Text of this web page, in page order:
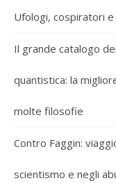
Ufologi, cospiratori
Il grande catalogo
quantistica: la
molte filosofie
Contro Faggin:
scientismo e negli